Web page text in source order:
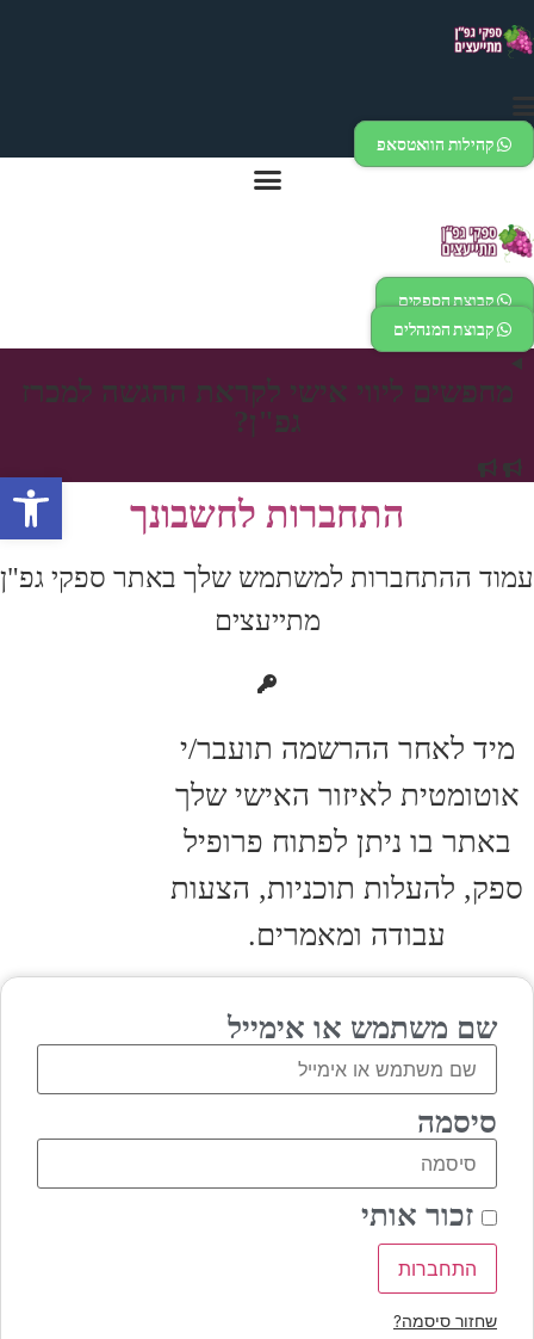
לתוכן
קהילות הוואטסאפ
קבוצת הספקים
קבוצת המנהלים
מחפשים ליווי אישי לקראת ההגשה למכרז
גפ"ן?
התחברות לחשבונך
עמוד ההתחברות למשתמש שלך באתר ספקי גפ"ן
מתייעצים
מיד לאחר ההרשמה תועבר/י
אוטומטית לאיזור האישי שלך
באתר בו ניתן לפתוח פרופיל
ספק, להעלות תוכניות, הצעות
עבודה ומאמרים.
שם משתמש או אימייל
סיסמה
זכור אותי
התחברות
שחזור סיסמה?